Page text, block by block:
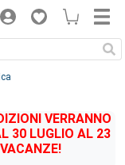
VERRANNO
30 LUGLIO AL 23